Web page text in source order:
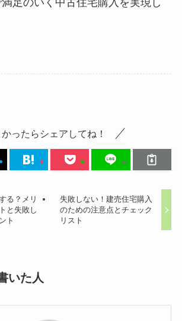
足のいく中古住宅購入を実現し
かったらシェアしてね！
る？メリ
と失敗し
ト
失敗しない！建売住宅購入
のための注意点とチェック
リスト
いた人